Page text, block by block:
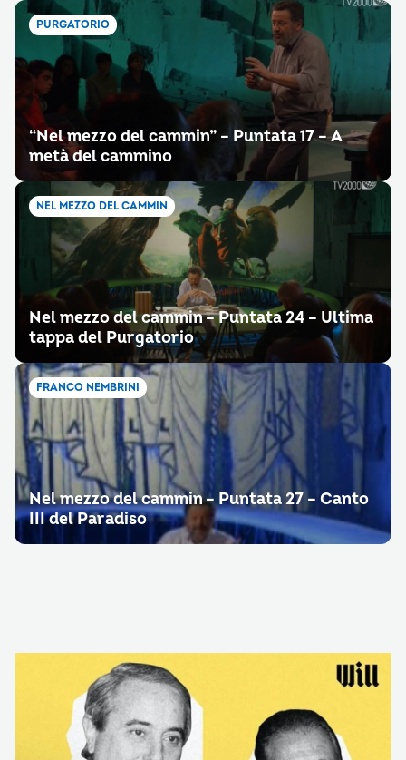
PURGATORIO
“Nel mezzo del cammin” – Puntata 17 – A
metà del cammino
NEL MEZZO DEL CAMMIN
Nel mezzo del cammin – Puntata 24 – Ultima
tappa del Purgatorio
FRANCO NEMBRINI
Nel mezzo del cammin – Puntata 27 – Canto
III del Paradiso